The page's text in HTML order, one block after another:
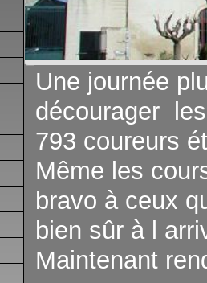
Une journée
décourager
793 coureurs
Même les
bravo à ceux
bien sûr à l
Maintenant